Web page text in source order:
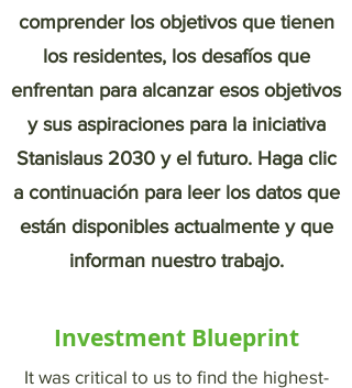
comprender los objetivos que tienen
los residentes, los desafíos que
enfrentan para alcanzar esos objetivos
y sus aspiraciones para la iniciativa
Stanislaus 2030 y el futuro. Haga clic
a continuación para leer los datos que
están disponibles actualmente y que
informan nuestro trabajo.
Investment Blueprint
It was critical to us to find the highest-